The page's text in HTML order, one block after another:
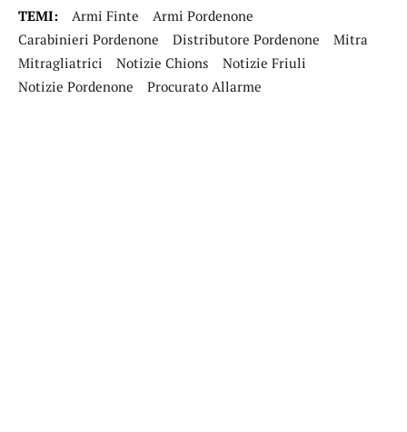
TEMI: Armi Finte
Armi Pordenone
Carabinieri Pordenone
Distributore Pordenone
Mitra
Mitragliatrici
Notizie Chions
Notizie Friuli
Notizie Pordenone
Procurato Allarme